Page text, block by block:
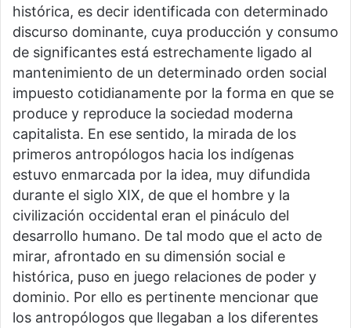
histórica, es decir identificada con determinado
discurso dominante, cuya producción y consumo
de significantes está estrechamente ligado al
mantenimiento de un determinado orden social
impuesto cotidianamente por la forma en que se
produce y reproduce la sociedad moderna
capitalista. En ese sentido, la mirada de los
primeros antropólogos hacia los indígenas
estuvo enmarcada por la idea, muy difundida
durante el siglo XIX, de que el hombre y la
civilización occidental eran el pináculo del
desarrollo humano. De tal modo que el acto de
mirar, afrontado en su dimensión social e
histórica, puso en juego relaciones de poder y
dominio. Por ello es pertinente mencionar que
los antropólogos que llegaban a los diferentes